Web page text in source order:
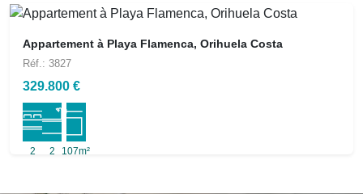
Appartement à Playa Flamenca, Orihuela Costa
Réf.: 3827
329.800 €
2 2 107m²